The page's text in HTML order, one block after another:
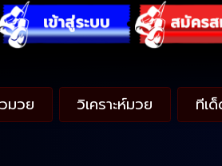
มวย วิเคราะห์มวย ทีเ